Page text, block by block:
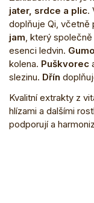
jater, srdce a plic.
doplňuje Qi, včetně
jam, který společně
esenci ledvin.
kolena. Puškvorec
slezinu. Dřín
Kvalitní extrakty z
hlízami a dalšími
podporují a